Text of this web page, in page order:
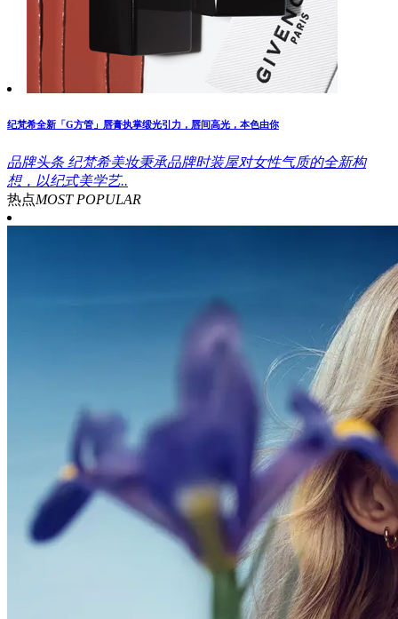
纪梵希全新「G方管」唇膏执掌缎光引力，唇间高光，本色由你
品牌头条 纪梵希美妆秉承品牌时装屋对女性气质的全新构
想，以纪式美学艺..
热点MOST POPULAR